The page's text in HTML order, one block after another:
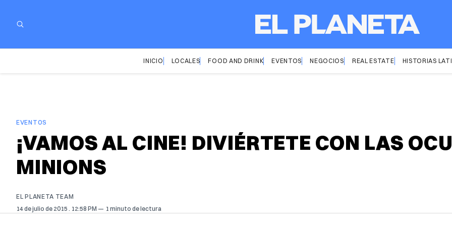
INICIO LOCALES FOOD AND DRINK EVENTOS NEGOCIOS REAL ESTATE HISTORIAS
EVENTOS
¡VAMOS AL CINE! DIVIÉRTETE CON LAS
MINIONS
EL PLANETA TEAM
14 de julio de 2015 . 12:58 PM 1 minuto de lectura